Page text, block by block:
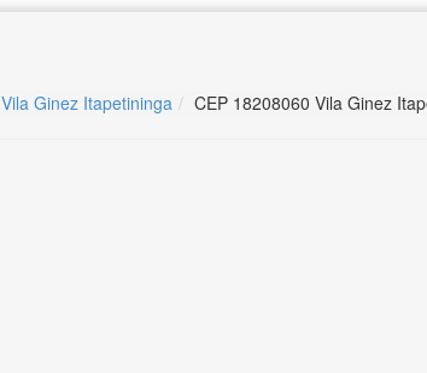
Vila Ginez Itapetininga CEP 18208060 Vila Ginez